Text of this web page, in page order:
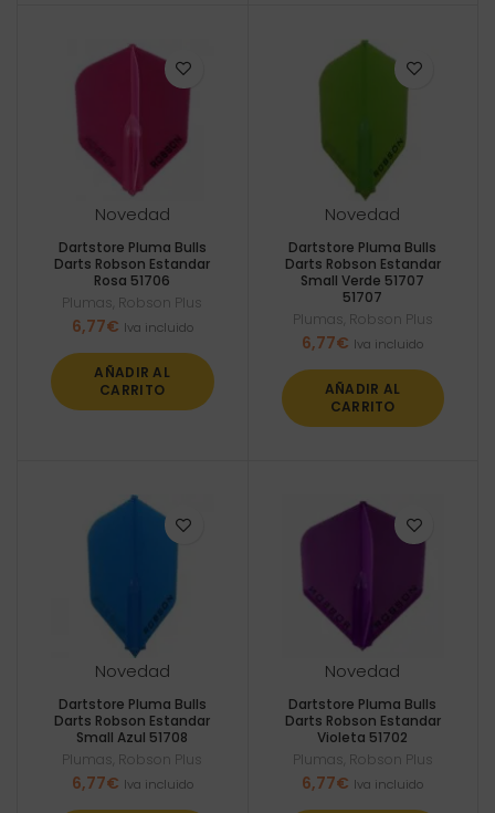
Novedad
Dartstore Pluma Bulls
Darts Robson Estandar
Rosa 51706
Plumas Robson Plus
6,77€ Iva incluido
AÑADIR AL
CARRITO
Novedad
Dartstore Pluma Bulls
Darts Robson Estandar
Small Verde 51707
51707
Plumas Robson Plus
6,77€ Iva incluido
AÑADIR AL
CARRITO
Novedad
Dartstore Pluma Bulls
Darts Robson Estandar
Small Azul 51708
Plumas Robson Plus
6,77€ Iva incluido
Novedad
Dartstore Pluma Bulls
Darts Robson Estandar
Violeta 51702
Plumas Robson Plus
6,77€ Iva incluido